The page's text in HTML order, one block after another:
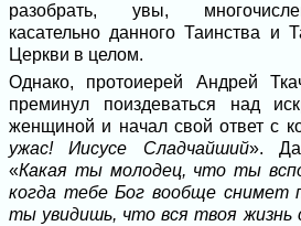
разобрать, увы,
касательно данного Таинства и
Церкви в целом.
Однако, протоиерей Андрей
преминул поиздеваться над
женщиной и начал свой ответ с
ужас! Иисусе Сладчайший».
«Какая ты молодец, что ты
когда тебе Бог вообще снимет
ты увидишь, что вся твоя жизнь